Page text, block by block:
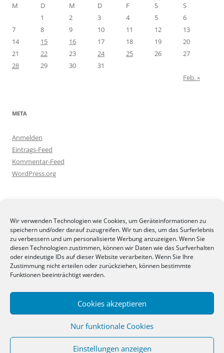
Wir verwenden Technologien wie Cookies, um Geräteinformationen zu
speichern und/oder darauf zuzugreifen. Wir tun dies, um das Surferlebnis
zu verbessern und um personalisierte Werbung anzuzeigen. Wenn Sie
diesen Technologien zustimmen, können wir Daten wie das Surfverhalten
oder eindeutige IDs auf dieser Website verarbeiten. Wenn Sie Ihre
Zustimmung nicht erteilen oder zurückziehen, können bestimmte
Funktionen beeinträchtigt werden.
Cookies akzeptieren
Nur funktionale Cookies
Einstellungen anzeigen
M
D M D F S
S
1
2 3 4 5
6
7
8 9 10 11 12
13
14
15 16 17 18 19
20
21
22 23 24 25 26
27
28
29 30
31
Feb. »
META
Anmelden
Eintrags-Feed
Kommentar-Feed
WordPress.org
BLOGGERAMT